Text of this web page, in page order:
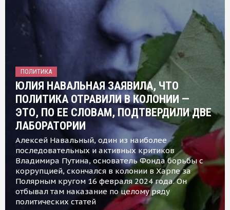
ПОЛИТИКА
ЮЛИЯ НАВАЛЬНАЯ ЗАЯВИЛА, ЧТО
ПОЛИТИКА ОТРАВИЛИ В КОЛОНИИ —
ЭТО, ПО ЕЕ СЛОВАМ, ПОДТВЕРДИЛИ ДВЕ
ЛАБОРАТОРИИ
Алексей Навальный, один из наиболее
последовательных и активных критиков
Владимира Путина, основатель Фонда борьбы с
коррупцией, скончался в колонии в Харпе за
Полярным кругом 16 февраля 2024 года. Он
отбывал там наказание по целому ряду
политических статей